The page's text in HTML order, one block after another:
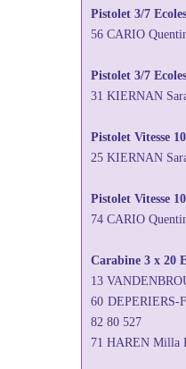
Pistolet 3/7
56 CARIO
Pistolet 3/7
31 KIERNAN
Pistolet Vitesse
25 KIERNAN
Pistolet Vitesse
74 CARIO
Carabine 3 x 20
13
60 DEPERIERS-
82 80 527
71 HAREN Milla